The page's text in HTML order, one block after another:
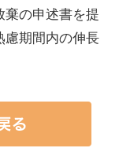
棄の申述書を提
慮期間内の伸長